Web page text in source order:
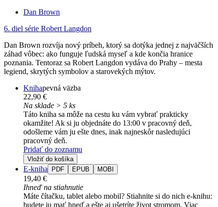
Dan Brown
6. diel série Robert Langdon
Dan Brown rozvíja nový príbeh, ktorý sa dotýka jednej z najväčších
záhad vôbec: ako funguje ľudská myseľ a kde končia hranice
poznania. Tentoraz sa Robert Langdon vydáva do Prahy – mesta
legiend, skrytých symbolov a starovekých mýtov.
Knihapevná väzba
22,90 €
Na sklade > 5 ks
Táto kniha sa môže na cestu ku vám vybrať prakticky
okamžite! Ak si ju objednáte do 13:00 v pracovný deň,
odošleme vám ju ešte dnes, inak najneskôr nasledujúci
pracovný deň.
Pridať do zoznamu
Vložiť do košíka
E-kniha PDF EPUB MOBI
19,40 €
Ihneď na stiahnutie
Máte čítačku, tablet alebo mobil? Stiahnite si do nich e-knihu:
budete ju mať hneď a ešte aj ušetríte život stromom. Viac